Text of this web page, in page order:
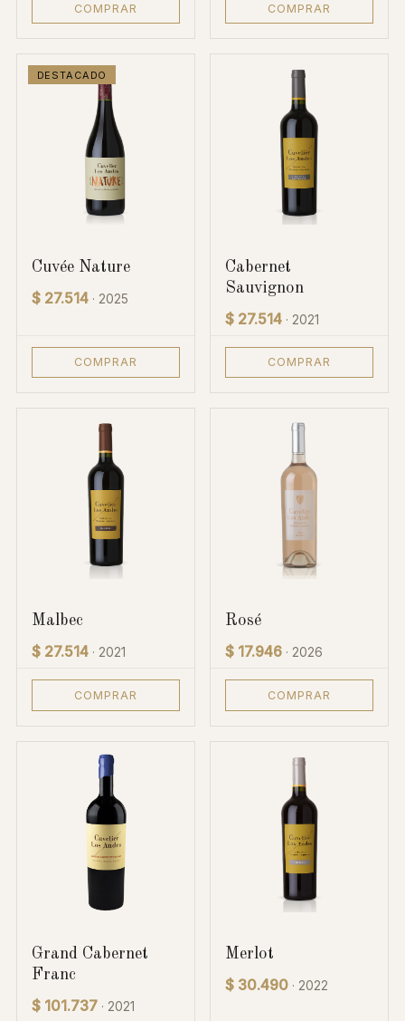
COMPRAR COMPRAR
DESTACADO
Cuvée Nature
$ 27.514 · 2025
COMPRAR
Cabernet
Sauvignon
$ 27.514 · 2021
COMPRAR
Malbec
$ 27.514 · 2021
COMPRAR
Rosé
$ 17.946 · 2026
COMPRAR
Grand Cabernet
Franc
$ 101.737 · 2021
Merlot
$ 30.490 · 2022